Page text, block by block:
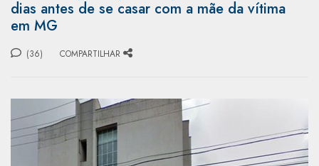
dias antes de se casar com a mãe da vítima
em MG
(36) COMPARTILHAR